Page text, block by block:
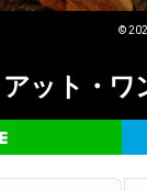
©
ット・ワ